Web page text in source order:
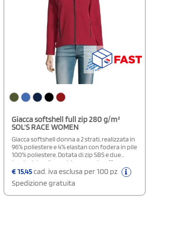
Giacca softshell full zip 280 g/m²
SOL'S RACE WOMEN
Giacca softshell donna a 2 strati, realizzata in
96% poliestere e 4% elastan con fodera in pile
100% poliestere. Dotata di zip SBS e due
tasche laterali con chiusura a zip, offre
comfort e praticità con un ottimo rapporto
disponibile solo personalizzata.
€15,45cad. iva esclusa per 100 pz
Spedizione gratuita